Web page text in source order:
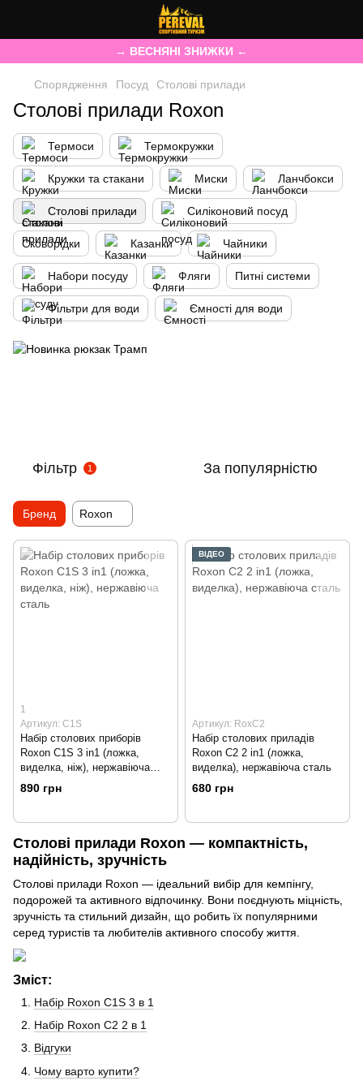
→ ВЕСНЯНІ ЗНИЖКИ ←
Спорядження Посуд Столові прилади
Столові прилади Roxon
Термоси Термокружки
Кружки та стакани Миски Ланчбокси
Столові прилади Силіконовий посуд
Сковорідки Казанки Чайники
Набори посуду Фляги Питні системи
Фільтри для води Ємності для води
Фільтр 1 За популярністю
Бренд Roxon
1
Артикул: C1S
Набір столових приборів
Roxon C1S 3 in1 (ложка,
виделка, ніж), нержавіюча
сталь
890 грн
ВІДЕО
Артикул: RoxC2
Набір столових приладів
Roxon C2 2 in1 (ложка,
виделка), нержавіюча сталь
680 грн
Столові прилади Roxon — компактність,
надійність, зручність
Столові прилади Roxon — ідеальний вибір для кемпінгу,
подорожей та активного відпочинку. Вони поєднують міцність,
зручність та стильний дизайн, що робить їх популярними
серед туристів та любителів активного способу життя.
Зміст:
Набір Roxon C1S 3 в 1
Набір Roxon C2 2 в 1
Відгуки
Чому варто купити?